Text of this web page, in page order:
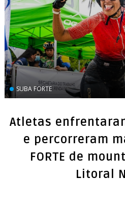
SUBA FORTE
Atletas
e percorreram
FORTE de
Litoral